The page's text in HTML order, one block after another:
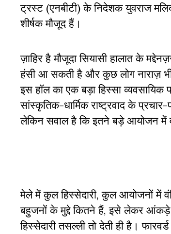
ट्रस्ट (एनबीटी) के निदेशक युवराज
शीर्षक मौजूद हैं।
ज़ाहिर है मौजूदा सियासी हालात के
हंसी आ सकती है और कुछ लोग नाराज़
इस हॉल का एक बड़ा हिस्सा
सांस्कृतिक-धार्मिक राष्ट्रवाद के
लेकिन सवाल है कि इतने बड़े आयोजन में
मेले में कुल हिस्सेदारी, कुल आयोजनों में
बहुजनों के मुद्दे कितने हैं, इसे लेकर आंकड़े
हिस्सेदारी तसल्ली तो देती ही है।